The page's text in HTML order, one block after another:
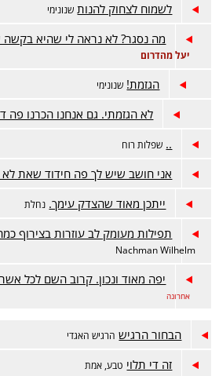
לשמוח לצחוק להנות שנונימי
מה נסגר? לא נראה לי שהיא בקשה
יעל מהדרום
הגזמת! שנונימי
לא הגזמתי. גם אנחנו הכרנו פה
.. שפלות רוח
אני חושב שיש לך פה חידוד שאת לא
ייתכן מאוד שהצדק עימך. נחלת
תפילות מעומק לב עוזרות בצירוף
Nachman Wilhelm
יפה מאוד ונכון. קרוב השם לכל
אחרונה
הבחור הרגיש הרגיש האגדי
זה די תלוי טבע, אמת